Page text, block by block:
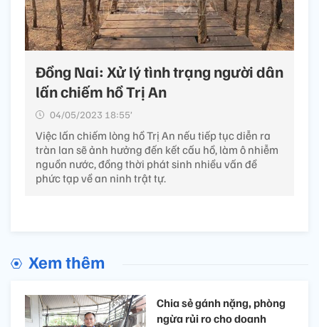
Đồng Nai: Xử lý tình trạng người dân
lấn chiếm hồ Trị An
04/05/2023 18:55’
Việc lấn chiếm lòng hồ Trị An nếu tiếp tục diễn ra
tràn lan sẽ ảnh hưởng đến kết cấu hồ, làm ô nhiễm
nguồn nước, đồng thời phát sinh nhiều vấn đề
phức tạp về an ninh trật tự.
Xem thêm
Chia sẻ gánh nặng, phòng
ngừa rủi ro cho doanh